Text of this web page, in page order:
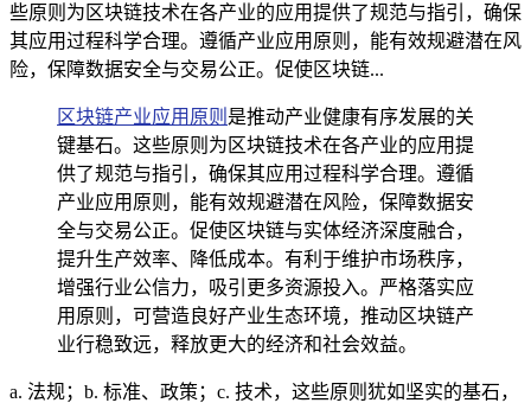
些原则为区块链技术在各产业的应用提供了规范与指引，确保
其应用过程科学合理。遵循产业应用原则，能有效规避潜在风
险，保障数据安全与交易公正。促使区块链...
区块链产业应用原则 是推动产业健康有序发展的关
键基石。这些原则为区块链技术在各产业的应用提
供了规范与指引，确保其应用过程科学合理。遵循
产业应用原则，能有效规避潜在风险，保障数据安
全与交易公正。促使区块链与实体经济深度融合，
提升生产效率、降低成本。有利于维护市场秩序，
增强行业公信力，吸引更多资源投入。严格落实应
用原则，可营造良好产业生态环境，推动区块链产
业行稳致远，释放更大的经济和社会效益。
a. 法规；b. 标准、政策；c. 技术，这些原则犹如坚实的基石，